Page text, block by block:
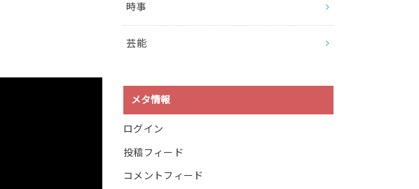
時事
芸能
メタ情報
ログイン
投稿フィード
コメントフィード